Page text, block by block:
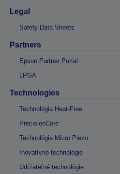
Legal
Safety Data Sheets
Partners
Epson Partner Portal
LPGA
Technologies
Technológia Heat-Free
PrecisionCore
Technológia Micro Piezo
Inovatívne technológie
Udržateľné technológie